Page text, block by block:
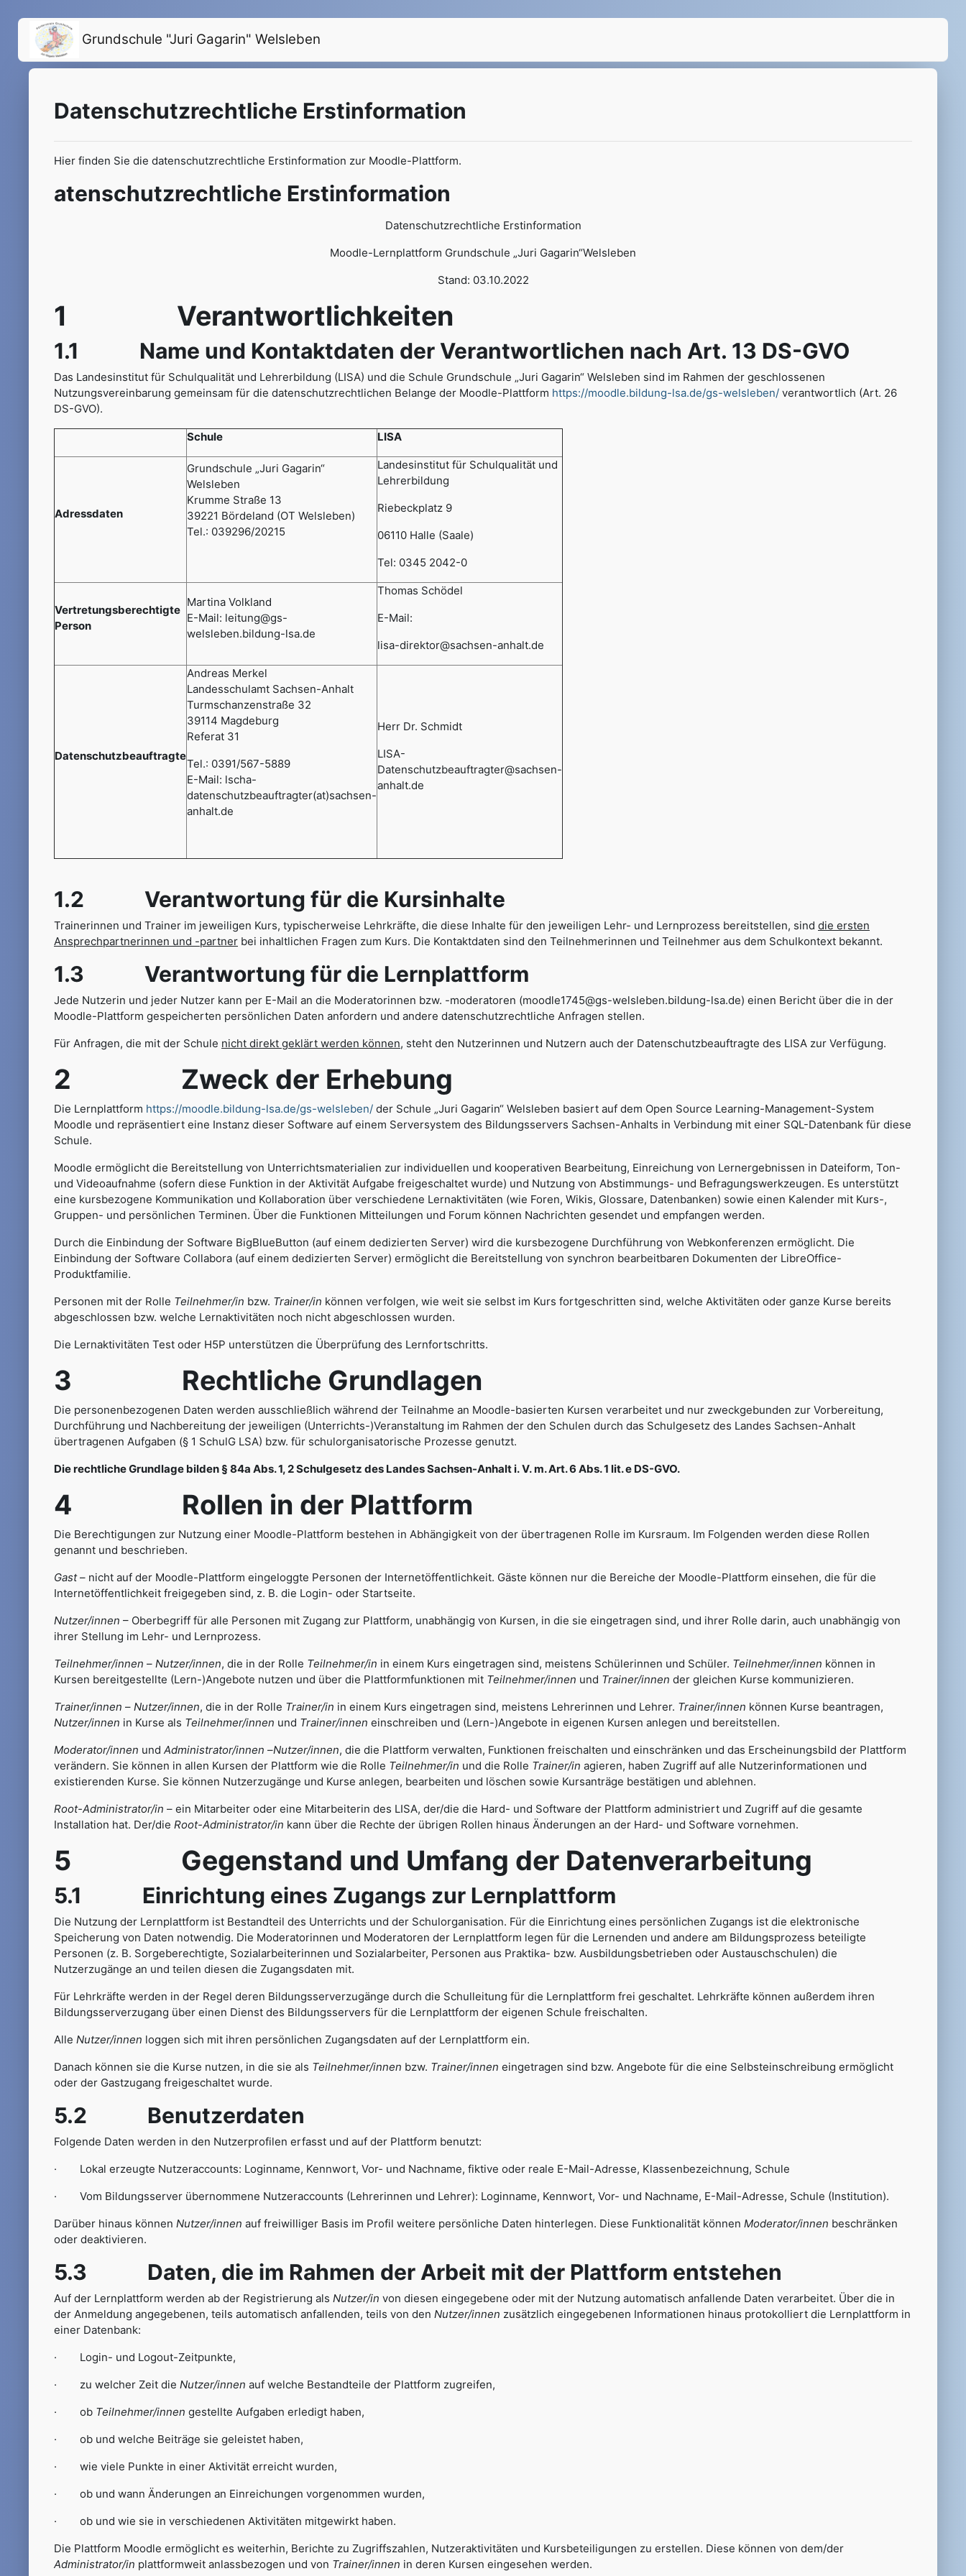
Grundschule "Juri Gagarin" Welsleben
Datenschutzrechtliche Erstinformation
Hier finden Sie die datenschutzrechtliche Erstinformation zur Moodle-Plattform.
atenschutzrechtliche Erstinformation
Datenschutzrechtliche Erstinformation
Moodle-Lernplattform Grundschule „Juri Gagarin“Welsleben
Stand: 03.10.2022
1 Verantwortlichkeiten
1.1 Name und Kontaktdaten der Verantwortlichen nach Art. 13 DS-GVO
Das Landesinstitut für Schulqualität und Lehrerbildung (LISA) und die Schule Grundschule „Juri Gagarin“ Welsleben sind im Rahmen der geschlossenen
Nutzungsvereinbarung gemeinsam für die datenschutzrechtlichen Belange der Moodle-Plattform https://moodle.bildung-lsa.de/gs-welsleben/ verantwortlich (Art. 26
DS-GVO).
Schule LISA
Adressdaten
Grundschule „Juri Gagarin“
Welsleben
Krumme Straße 13
39221 Bördeland (OT Welsleben)
Tel.: 039296/20215
Landesinstitut für Schulqualität und
Lehrerbildung
Riebeckplatz 9
06110 Halle (Saale)
Tel: 0345 2042-0
Vertretungsberechtigte
Person
Martina Volkland
E-Mail: leitung@gs-
welsleben.bildung-lsa.de
Thomas Schödel
E-Mail:
lisa-direktor@sachsen-anhalt.de
Datenschutzbeauftragte
Andreas Merkel
Landesschulamt Sachsen-Anhalt
Turmschanzenstraße 32
39114 Magdeburg
Referat 31
Tel.: 0391/567-5889
E-Mail: lscha-
datenschutzbeauftragter(at)sachsen-
anhalt.de
Herr Dr. Schmidt
LISA-
Datenschutzbeauftragter@sachsen-
anhalt.de
1.2 Verantwortung für die Kursinhalte
Trainerinnen und Trainer im jeweiligen Kurs, typischerweise Lehrkräfte, die diese Inhalte für den jeweiligen Lehr- und Lernprozess bereitstellen, sind die ersten
Ansprechpartnerinnen und -partner bei inhaltlichen Fragen zum Kurs. Die Kontaktdaten sind den Teilnehmerinnen und Teilnehmer aus dem Schulkontext bekannt.
1.3 Verantwortung für die Lernplattform
Jede Nutzerin und jeder Nutzer kann per E-Mail an die Moderatorinnen bzw. -moderatoren (moodle1745@gs-welsleben.bildung-lsa.de) einen Bericht über die in der
Moodle-Plattform gespeicherten persönlichen Daten anfordern und andere datenschutzrechtliche Anfragen stellen.
Für Anfragen, die mit der Schule nicht direkt geklärt werden können, steht den Nutzerinnen und Nutzern auch der Datenschutzbeauftragte des LISA zur Verfügung.
2 Zweck der Erhebung
Die Lernplattform https://moodle.bildung-lsa.de/gs-welsleben/ der Schule „Juri Gagarin“ Welsleben basiert auf dem Open Source Learning-Management-System
Moodle und repräsentiert eine Instanz dieser Software auf einem Serversystem des Bildungsservers Sachsen-Anhalts in Verbindung mit einer SQL-Datenbank für diese
Schule.
Moodle ermöglicht die Bereitstellung von Unterrichtsmaterialien zur individuellen und kooperativen Bearbeitung, Einreichung von Lernergebnissen in Dateiform, Ton-
und Videoaufnahme (sofern diese Funktion in der Aktivität Aufgabe freigeschaltet wurde) und Nutzung von Abstimmungs- und Befragungswerkzeugen. Es unterstützt
eine kursbezogene Kommunikation und Kollaboration über verschiedene Lernaktivitäten (wie Foren, Wikis, Glossare, Datenbanken) sowie einen Kalender mit Kurs-,
Gruppen- und persönlichen Terminen. Über die Funktionen Mitteilungen und Forum können Nachrichten gesendet und empfangen werden.
Durch die Einbindung der Software BigBlueButton (auf einem dedizierten Server) wird die kursbezogene Durchführung von Webkonferenzen ermöglicht. Die
Einbindung der Software Collabora (auf einem dedizierten Server) ermöglicht die Bereitstellung von synchron bearbeitbaren Dokumenten der LibreOffice-
Produktfamilie.
Personen mit der Rolle Teilnehmer/in bzw. Trainer/in können verfolgen, wie weit sie selbst im Kurs fortgeschritten sind, welche Aktivitäten oder ganze Kurse bereits
abgeschlossen bzw. welche Lernaktivitäten noch nicht abgeschlossen wurden.
Die Lernaktivitäten Test oder H5P unterstützen die Überprüfung des Lernfortschritts.
3 Rechtliche Grundlagen
Die personenbezogenen Daten werden ausschließlich während der Teilnahme an Moodle-basierten Kursen verarbeitet und nur zweckgebunden zur Vorbereitung,
Durchführung und Nachbereitung der jeweiligen (Unterrichts-)Veranstaltung im Rahmen der den Schulen durch das Schulgesetz des Landes Sachsen-Anhalt
übertragenen Aufgaben (§ 1 SchulG LSA) bzw. für schulorganisatorische Prozesse genutzt.
Die rechtliche Grundlage bilden § 84a Abs. 1, 2 Schulgesetz des Landes Sachsen-Anhalt i. V. m. Art. 6 Abs. 1 lit. e DS-GVO.
4 Rollen in der Plattform
Die Berechtigungen zur Nutzung einer Moodle-Plattform bestehen in Abhängigkeit von der übertragenen Rolle im Kursraum. Im Folgenden werden diese Rollen
genannt und beschrieben.
Gast– nicht auf der Moodle-Plattform eingeloggte Personen der Internetöffentlichkeit. Gäste können nur die Bereiche der Moodle-Plattform einsehen, die für die
Internetöffentlichkeit freigegeben sind, z. B. die Login- oder Startseite.
Nutzer/innen – Oberbegriff für alle Personen mit Zugang zur Plattform, unabhängig von Kursen, in die sie eingetragen sind, und ihrer Rolle darin, auch unabhängig von
ihrer Stellung im Lehr- und Lernprozess.
Teilnehmer/innen – Nutzer/innen, die in der Rolle Teilnehmer/in in einem Kurs eingetragen sind, meistens Schülerinnen und Schüler. Teilnehmer/innen können in
Kursen bereitgestellte (Lern-)Angebote nutzen und über die Plattformfunktionen mit Teilnehmer/innen und Trainer/innen der gleichen Kurse kommunizieren.
Trainer/innen – Nutzer/innen, die in der Rolle Trainer/in in einem Kurs eingetragen sind, meistens Lehrerinnen und Lehrer. Trainer/innen können Kurse beantragen,
Nutzer/innen in Kurse als Teilnehmer/innen und Trainer/innen einschreiben und (Lern-)Angebote in eigenen Kursen anlegen und bereitstellen.
Moderator/innen und Administrator/innen –Nutzer/innen, die die Plattform verwalten, Funktionen freischalten und einschränken und das Erscheinungsbild der Plattform
verändern. Sie können in allen Kursen der Plattform wie die Rolle Teilnehmer/in und die Rolle Trainer/in agieren, haben Zugriff auf alle Nutzerinformationen und
existierenden Kurse. Sie können Nutzerzugänge und Kurse anlegen, bearbeiten und löschen sowie Kursanträge bestätigen und ablehnen.
Root-Administrator/in – ein Mitarbeiter oder eine Mitarbeiterin des LISA, der/die die Hard- und Software der Plattform administriert und Zugriff auf die gesamte
Installation hat. Der/die Root-Administrator/in kann über die Rechte der übrigen Rollen hinaus Änderungen an der Hard- und Software vornehmen.
5 Gegenstand und Umfang der Datenverarbeitung
5.1 Einrichtung eines Zugangs zur Lernplattform
Die Nutzung der Lernplattform ist Bestandteil des Unterrichts und der Schulorganisation. Für die Einrichtung eines persönlichen Zugangs ist die elektronische
Speicherung von Daten notwendig. Die Moderatorinnen und Moderatoren der Lernplattform legen für die Lernenden und andere am Bildungsprozess beteiligte
Personen (z. B. Sorgeberechtigte, Sozialarbeiterinnen und Sozialarbeiter, Personen aus Praktika- bzw. Ausbildungsbetrieben oder Austauschschulen) die
Nutzerzugänge an und teilen diesen die Zugangsdaten mit.
Für Lehrkräfte werden in der Regel deren Bildungsserverzugänge durch die Schulleitung für die Lernplattform frei geschaltet. Lehrkräfte können außerdem ihren
Bildungsserverzugang über einen Dienst des Bildungsservers für die Lernplattform der eigenen Schule freischalten.
Alle Nutzer/innen loggen sich mit ihren persönlichen Zugangsdaten auf der Lernplattform ein.
Danach können sie die Kurse nutzen, in die sie als Teilnehmer/innen bzw. Trainer/innen eingetragen sind bzw. Angebote für die eine Selbsteinschreibung ermöglicht
oder der Gastzugang freigeschaltet wurde.
5.2 Benutzerdaten
Folgende Daten werden in den Nutzerprofilen erfasst und auf der Plattform benutzt:
· Lokal erzeugte Nutzeraccounts: Loginname, Kennwort, Vor- und Nachname, fiktive oder reale E-Mail-Adresse, Klassenbezeichnung, Schule
· Vom Bildungsserver übernommene Nutzeraccounts (Lehrerinnen und Lehrer): Loginname, Kennwort, Vor- und Nachname, E-Mail-Adresse, Schule (Institution).
Darüber hinaus können Nutzer/innen auf freiwilliger Basis im Profil weitere persönliche Daten hinterlegen. Diese Funktionalität können Moderator/innen beschränken
oder deaktivieren.
5.3 Daten, die im Rahmen der Arbeit mit der Plattform entstehen
Auf der Lernplattform werden ab der Registrierung als Nutzer/in von diesen eingegebene oder mit der Nutzung automatisch anfallende Daten verarbeitet. Über die in
der Anmeldung angegebenen, teils automatisch anfallenden, teils von den Nutzer/innen zusätzlich eingegebenen Informationen hinaus protokolliert die Lernplattform in
einer Datenbank:
· Login- und Logout-Zeitpunkte,
· zu welcher Zeit die Nutzer/innen auf welche Bestandteile der Plattform zugreifen,
· ob Teilnehmer/innen gestellte Aufgaben erledigt haben,
· ob und welche Beiträge sie geleistet haben,
· wie viele Punkte in einer Aktivität erreicht wurden,
· ob und wann Änderungen an Einreichungen vorgenommen wurden,
· ob und wie sie in verschiedenen Aktivitäten mitgewirkt haben.
Die Plattform Moodle ermöglicht es weiterhin, Berichte zu Zugriffszahlen, Nutzeraktivitäten und Kursbeteiligungen zu erstellen. Diese können von dem/der
Administrator/in plattformweit anlassbezogen und von Trainer/innen in deren Kursen eingesehen werden.